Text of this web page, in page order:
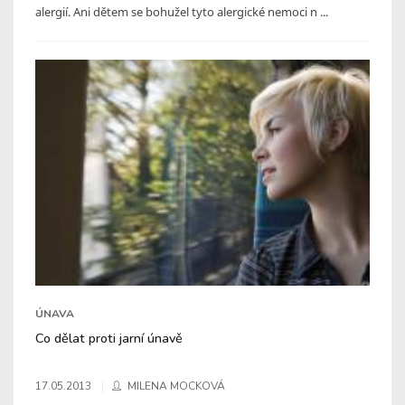
alergií. Ani dětem se bohužel tyto alergické nemoci n ...
ÚNAVA
Co dělat proti jarní únavě
17.05.2013 MILENA MOCKOVÁ